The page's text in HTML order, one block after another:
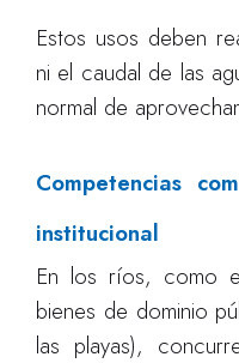
Estos usos deben
ni el caudal de las
normal de
Competencias
institucional
En los ríos, como
bienes de dominio
las playas),